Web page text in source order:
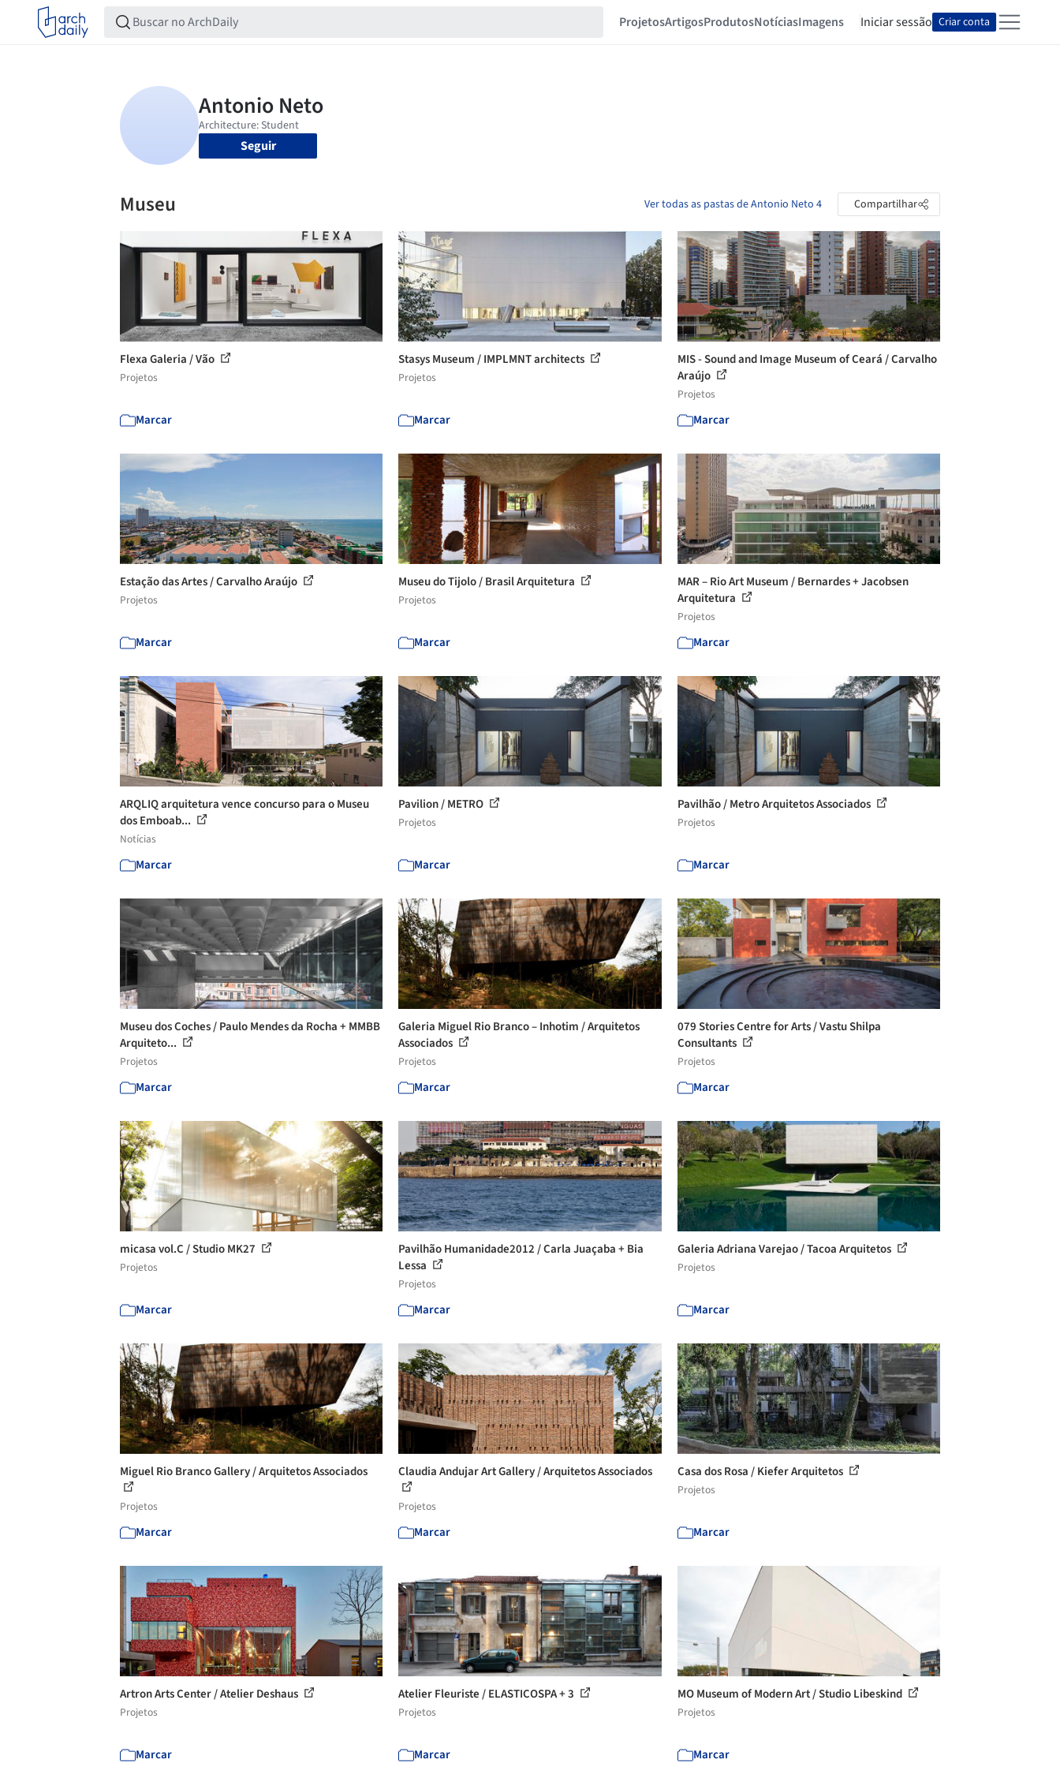
ProjetosArtigosProdutosNotíciasImagens Iniciar sessão Criar conta
Seguir
Museu Ver todas as pastas de Antonio Neto 4 Compartilhar
Flexa Galeria / Vão
Projetos
Marcar
Stasys Museum / IMPLMNT architects
Projetos
Marcar
MIS - Sound and Image Museum of Ceará / Carvalho
Araújo
Projetos
Marcar
Estação das Artes / Carvalho Araújo
Projetos
Marcar
Museu do Tijolo / Brasil Arquitetura
Projetos
Marcar
MAR – Rio Art Museum / Bernardes + Jacobsen
Arquitetura
Projetos
Marcar
ARQLIQ arquitetura vence concurso para o Museu
dos Emboab...
Notícias
Marcar
Pavilion / METRO
Projetos
Marcar
Pavilhão / Metro Arquitetos Associados
Projetos
Marcar
Museu dos Coches / Paulo Mendes da Rocha + MMBB
Arquiteto...
Projetos
Marcar
Galeria Miguel Rio Branco – Inhotim / Arquitetos
Associados
Projetos
Marcar
079 Stories Centre for Arts / Vastu Shilpa
Consultants
Projetos
Marcar
micasa vol.C / Studio MK27
Projetos
Marcar
Pavilhão Humanidade2012 / Carla Juaçaba + Bia
Lessa
Projetos
Marcar
Galeria Adriana Varejao / Tacoa Arquitetos
Projetos
Marcar
Miguel Rio Branco Gallery / Arquitetos Associados
Projetos
Marcar
Claudia Andujar Art Gallery / Arquitetos Associados
Projetos
Marcar
Casa dos Rosa / Kiefer Arquitetos
Projetos
Marcar
Artron Arts Center / Atelier Deshaus
Projetos
Marcar
Atelier Fleuriste / ELASTICOSPA + 3
Projetos
Marcar
MO Museum of Modern Art / Studio Libeskind
Projetos
Marcar